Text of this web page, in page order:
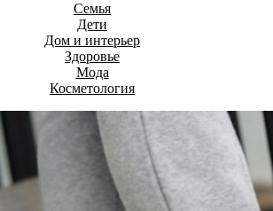
Семья
Дети
Дом и интерьер
Здоровье
Мода
Косметология